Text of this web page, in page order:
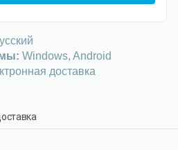
Windows, Android
доставка